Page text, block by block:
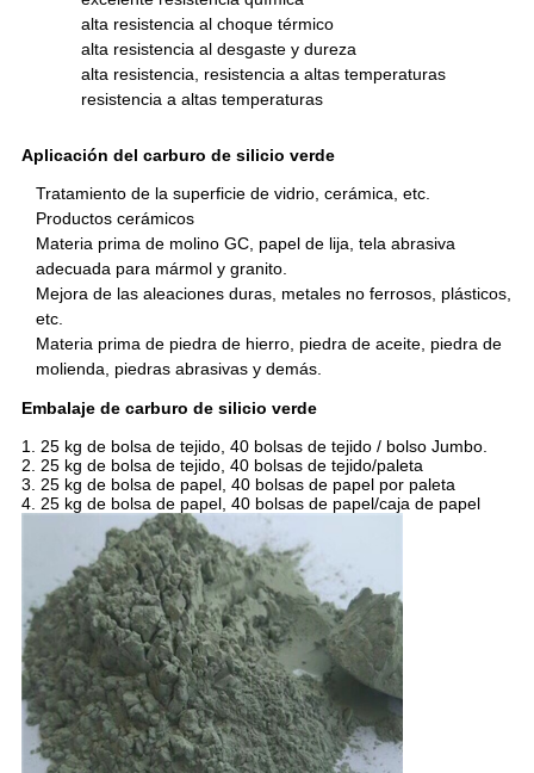
alta resistencia al choque térmico
alta resistencia al desgaste y dureza
alta resistencia, resistencia a altas temperaturas
resistencia a altas temperaturas
Aplicación del carburo de silicio verde
Tratamiento de la superficie de vidrio, cerámica, etc.
Productos cerámicos
Materia prima de molino GC, papel de lija, tela abrasiva
adecuada para mármol y granito.
Mejora de las aleaciones duras, metales no ferrosos, plásticos,
etc.
Materia prima de piedra de hierro, piedra de aceite, piedra de
molienda, piedras abrasivas y demás.
Embalaje de carburo de silicio verde
1. 25 kg de bolsa de tejido, 40 bolsas de tejido / bolso Jumbo.
2. 25 kg de bolsa de tejido, 40 bolsas de tejido/paleta
3. 25 kg de bolsa de papel, 40 bolsas de papel por paleta
4. 25 kg de bolsa de papel, 40 bolsas de papel/caja de papel